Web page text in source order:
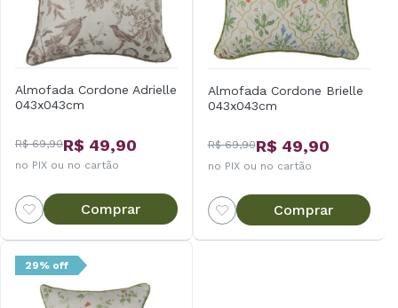
Almofada Cordone Adrielle
043x043cm
R$ 69,90R$ 49,90
no PIX ou no cartão
Comprar
Almofada Cordone Brielle
043x043cm
R$ 69,90R$ 49,90
no PIX ou no cartão
Comprar
29% off